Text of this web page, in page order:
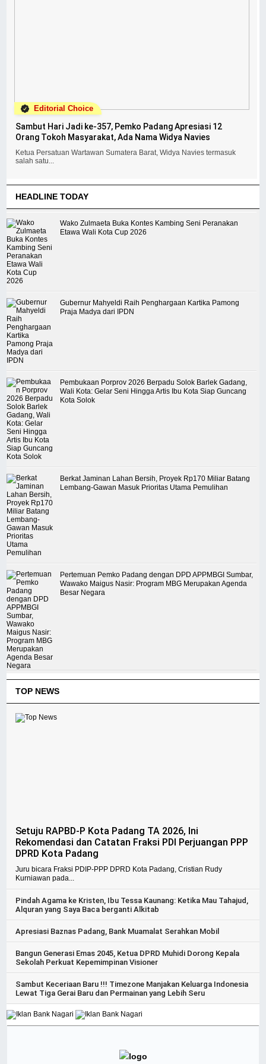
Editorial Choice
Sambut Hari Jadi ke-357, Pemko Padang Apresiasi 12
Orang Tokoh Masyarakat, Ada Nama Widya Navies
Ketua Persatuan Wartawan Sumatera Barat, Widya Navies termasuk
salah satu...
HEADLINE TODAY
Wako Zulmaeta Buka Kontes Kambing Seni Peranakan
Etawa Wali Kota Cup 2026
Gubernur Mahyeldi Raih Penghargaan Kartika Pamong
Praja Madya dari IPDN
Pembukaan Porprov 2026 Berpadu Solok Barlek Gadang,
Wali Kota: Gelar Seni Hingga Artis Ibu Kota Siap Guncang
Kota Solok
Berkat Jaminan Lahan Bersih, Proyek Rp170 Miliar Batang
Lembang-Gawan Masuk Prioritas Utama Pemulihan
Pertemuan Pemko Padang dengan DPD APPMBGI Sumbar,
Wawako Maigus Nasir: Program MBG Merupakan Agenda
Besar Negara
TOP NEWS
Setuju RAPBD-P Kota Padang TA 2026, Ini
Rekomendasi dan Catatan Fraksi PDI Perjuangan PPP
DPRD Kota Padang
Juru bicara Fraksi PDIP-PPP DPRD Kota Padang, Cristian Rudy
Kurniawan pada...
Pindah Agama ke Kristen, Ibu Tessa Kaunang: Ketika Mau Tahajud,
Alquran yang Saya Baca berganti Alkitab
Apresiasi Baznas Padang, Bank Muamalat Serahkan Mobil
Bangun Generasi Emas 2045, Ketua DPRD Muhidi Dorong Kepala
Sekolah Perkuat Kepemimpinan Visioner
Sambut Keceriaan Baru !!! Timezone Manjakan Keluarga Indonesia
Lewat Tiga Gerai Baru dan Permainan yang Lebih Seru